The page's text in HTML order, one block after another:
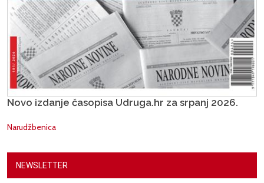
Novo izdanje časopisa Udruga.hr za srpanj 2026.
Narudžbenica
NEWSLETTER